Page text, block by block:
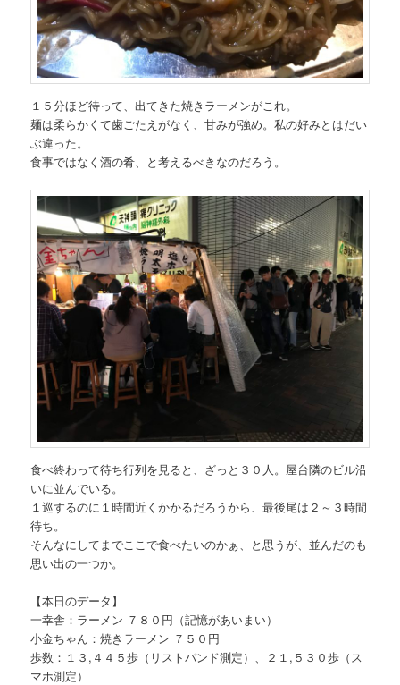
１５分ほど待って、出てきた焼きラーメンがこれ。
麺は柔らかくて歯ごたえがなく、甘みが強め。私の好みとはだい
ぶ違った。
食事ではなく酒の肴、と考えるべきなのだろう。
食べ終わって待ち行列を見ると、ざっと３０人。屋台隣のビル沿
いに並んでいる。
１巡するのに１時間近くかかるだろうから、最後尾は２～３時間
待ち。
そんなにしてまでここで食べたいのかぁ、と思うが、並んだのも
思い出の一つか。
【本日のデータ】
一幸舎：ラーメン ７８０円（記憶があいまい）
小金ちゃん：焼きラーメン ７５０円
歩数：１３,４４５歩（リストバンド測定）、２１,５３０歩（ス
マホ測定）